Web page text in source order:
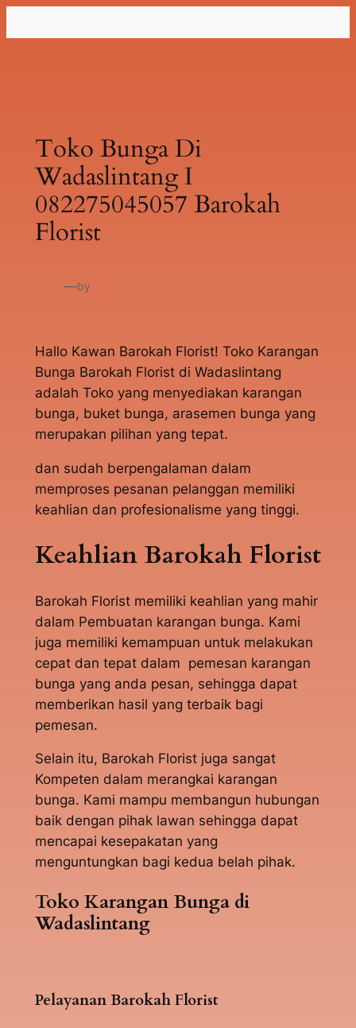
ke
Toko Bunga Di
Wadaslintang I
082275045057 Barokah
Florist
—by
Hallo Kawan Barokah Florist! Toko Karangan
Bunga Barokah Florist di Wadaslintang
adalah Toko yang menyediakan karangan
bunga, buket bunga, arasemen bunga yang
merupakan pilihan yang tepat.
dan sudah berpengalaman dalam
memproses pesanan pelanggan memiliki
keahlian dan profesionalisme yang tinggi.
Keahlian Barokah Florist
Barokah Florist memiliki keahlian yang mahir
dalam Pembuatan karangan bunga. Kami
juga memiliki kemampuan untuk melakukan
cepat dan tepat dalam pemesan karangan
bunga yang anda pesan, sehingga dapat
memberikan hasil yang terbaik bagi
pemesan.
Selain itu, Barokah Florist juga sangat
Kompeten dalam merangkai karangan
bunga. Kami mampu membangun hubungan
baik dengan pihak lawan sehingga dapat
mencapai kesepakatan yang
menguntungkan bagi kedua belah pihak.
Toko Karangan Bunga di
Wadaslintang
Pelayanan Barokah Florist